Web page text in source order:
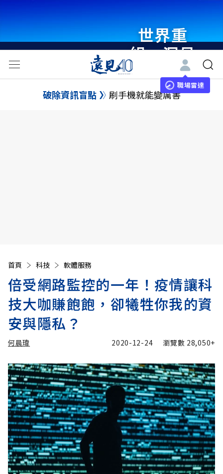
世界重
組・洞見
未來 與
世界領袖
職場雷達
破除資訊盲點 刷手機就能變厲害
首頁 科技 軟體服務
倍受網路監控的一年！疫情讓科
技大咖賺飽飽，卻犧牲你我的資
安與隱私？
何晨瑋 2020-12-24 瀏覽數 28,050+